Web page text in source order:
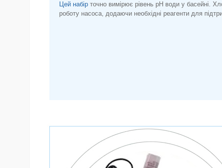
Цей набір точно вимірює рівень pH води у басейні.
роботу насоса, додаючи необхідні реагенти для